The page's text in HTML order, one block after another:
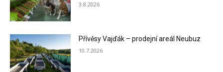
3.8.2026
Přívěsy Vajďák – prodejní areál Neubuz
10.7.2026